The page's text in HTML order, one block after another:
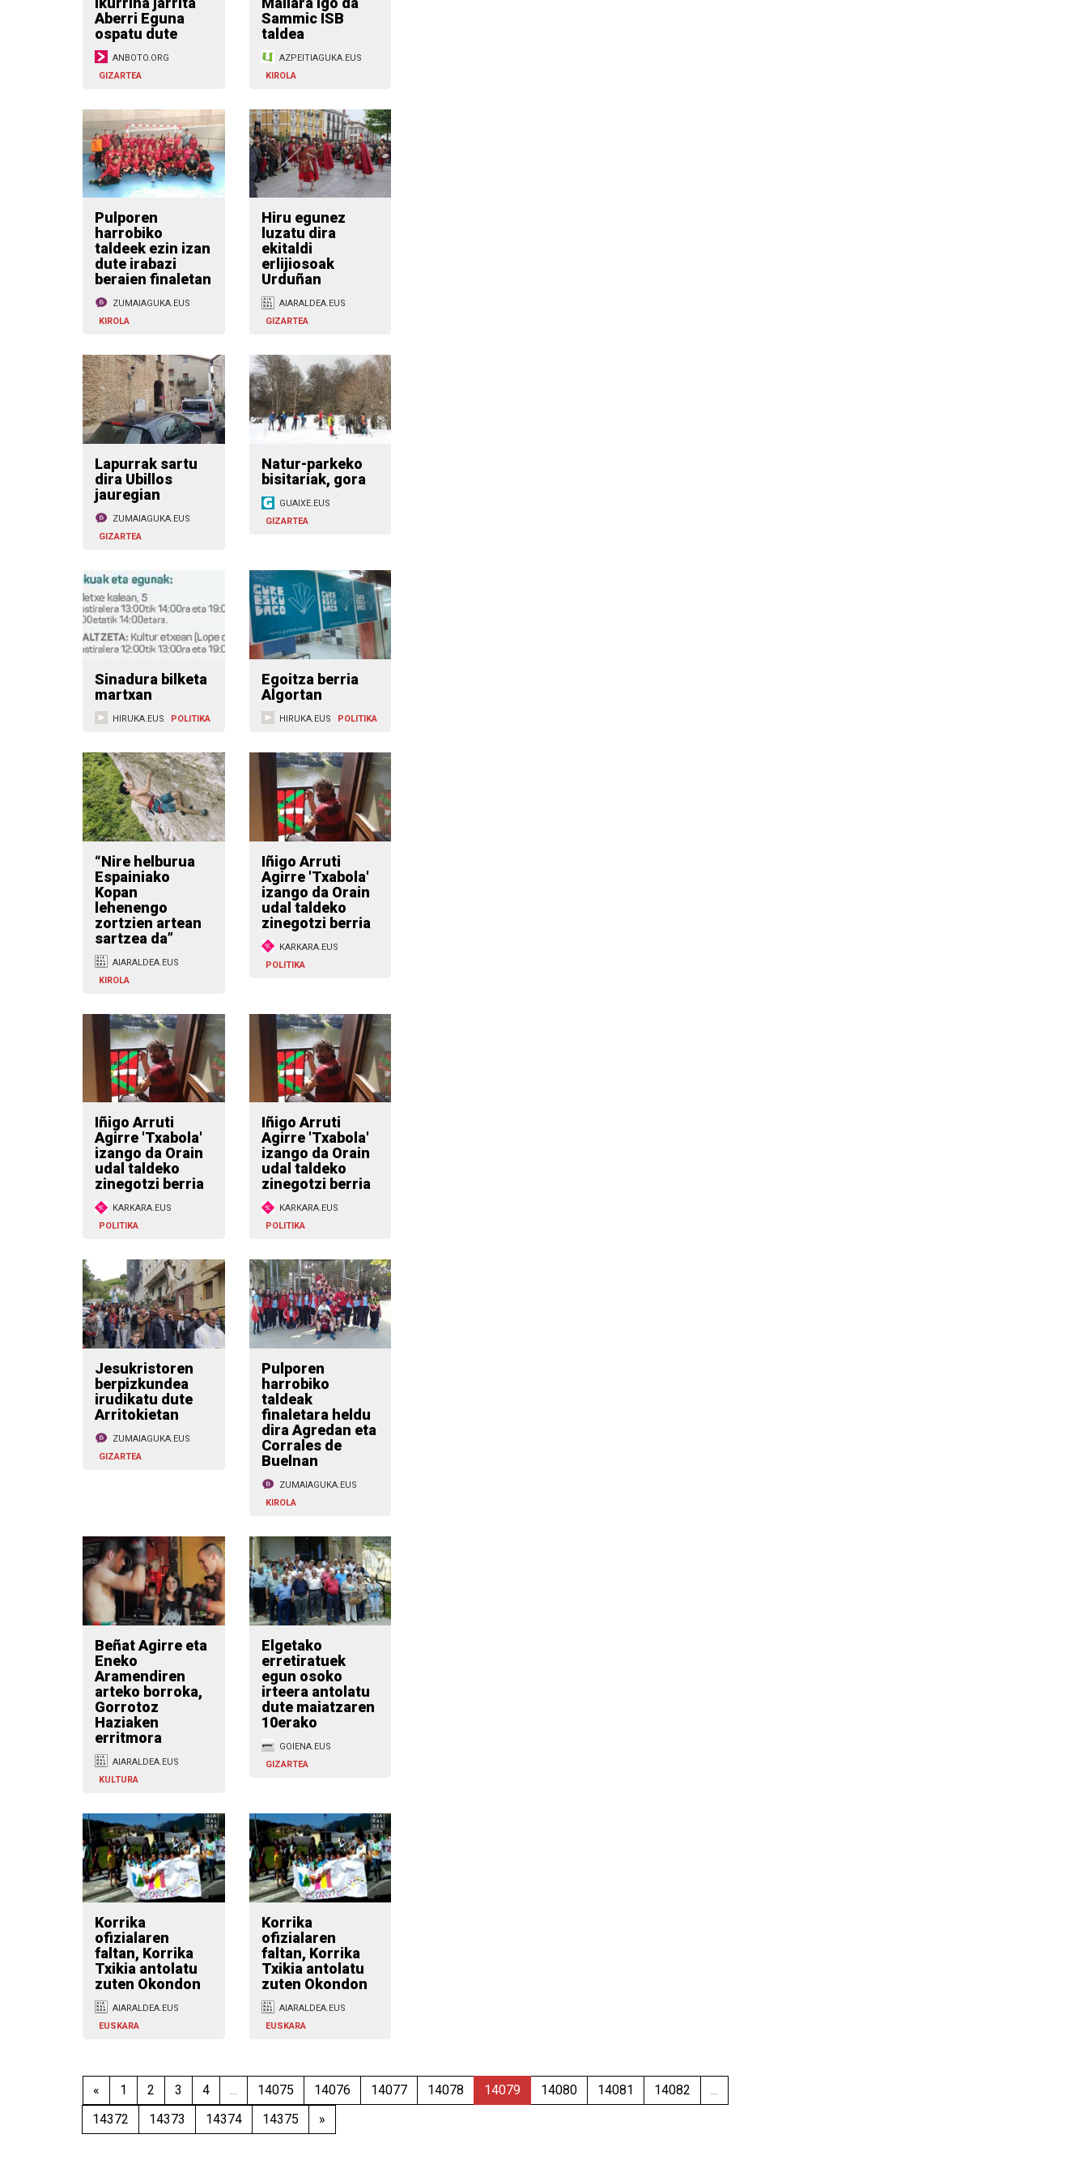
Aberri Eguna
ospatu dute
ANBOTO.ORG
GIZARTEA
Sammic ISB
taldea
AZPEITIAGUKA.EUS
KIROLA
Pulporen
harrobiko
taldeek ezin izan
dute irabazi
beraien finaletan
ZUMAIAGUKA.EUS
KIROLA
Hiru egunez
luzatu dira
ekitaldi
erlijiosoak
Urduñan
AIARALDEA.EUS
GIZARTEA
Lapurrak sartu
dira Ubillos
jauregian
ZUMAIAGUKA.EUS
GIZARTEA
Natur-parkeko
bisitariak, gora
GUAIXE.EUS
GIZARTEA
Sinadura bilketa
martxan
HIRUKA.EUS POLITIKA
Egoitza berria
Algortan
HIRUKA.EUS POLITIKA
“Nire helburua
Espainiako
Kopan
lehenengo
zortzien artean
sartzea da”
AIARALDEA.EUS
KIROLA
Iñigo Arruti
Agirre 'Txabola'
izango da Orain
udal taldeko
zinegotzi berria
KARKARA.EUS
POLITIKA
Iñigo Arruti
Agirre 'Txabola'
izango da Orain
udal taldeko
zinegotzi berria
KARKARA.EUS
POLITIKA
Iñigo Arruti
Agirre 'Txabola'
izango da Orain
udal taldeko
zinegotzi berria
KARKARA.EUS
POLITIKA
Jesukristoren
berpizkundea
irudikatu dute
Arritokietan
ZUMAIAGUKA.EUS
GIZARTEA
Pulporen
harrobiko
taldeak
finaletara heldu
dira Agredan eta
Corrales de
Buelnan
ZUMAIAGUKA.EUS
KIROLA
Beñat Agirre eta
Eneko
Aramendiren
arteko borroka,
Gorrotoz
Haziaken
erritmora
AIARALDEA.EUS
KULTURA
Elgetako
erretiratuek
egun osoko
irteera antolatu
dute maiatzaren
10erako
GOIENA.EUS
GIZARTEA
Korrika
ofizialaren
faltan, Korrika
Txikia antolatu
zuten Okondon
AIARALDEA.EUS
EUSKARA
Korrika
ofizialaren
faltan, Korrika
Txikia antolatu
zuten Okondon
AIARALDEA.EUS
EUSKARA
« 1 2 3 4 14075 14076 14077 14078 14079 14080 14081 14082
14372
14373 14374 14375 »